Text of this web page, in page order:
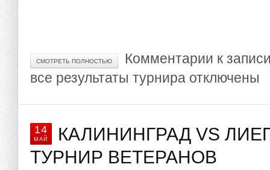
СМОТРЕТЬ ПОЛНОСТЬЮ Комментарии к
все результаты турнира отключены
14
МАЙ
КАЛИНИНГРАД VS
ТУРНИР ВЕТЕРАНОВ